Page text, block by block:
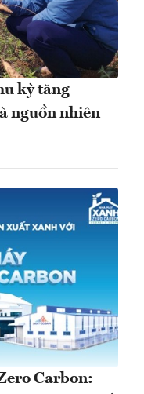
kỳ tăng
nguồn nhiên
Carbon: